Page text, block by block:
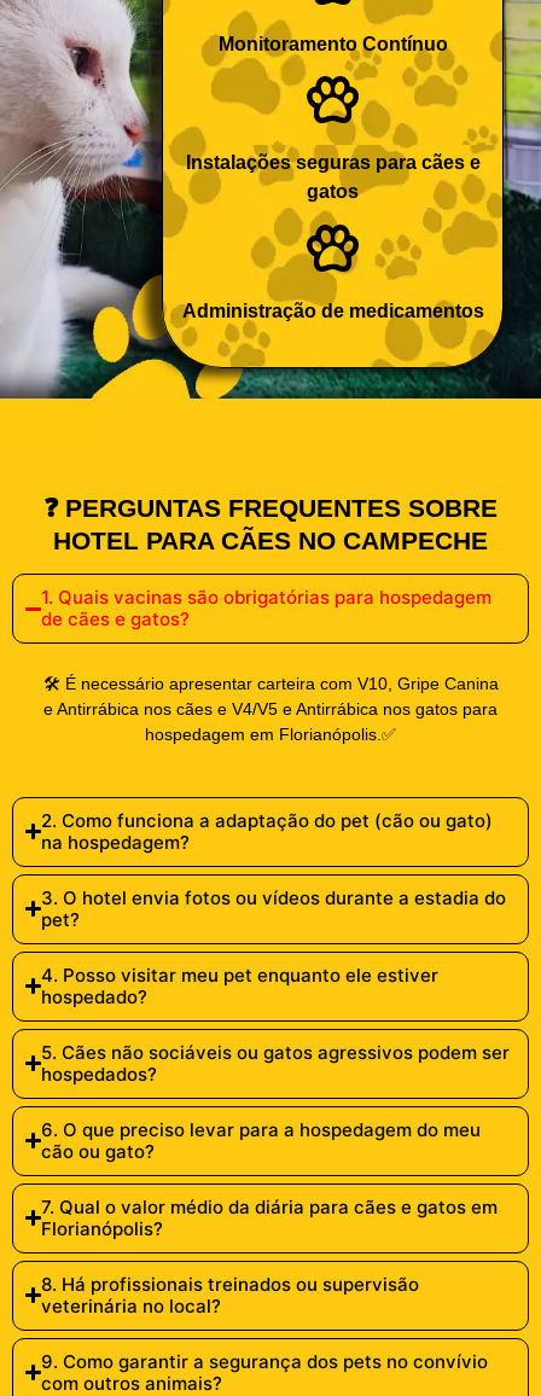
Monitoramento Contínuo
Instalações seguras para cães e
gatos
Administração de medicamentos
❓ PERGUNTAS FREQUENTES SOBRE
HOTEL PARA CÃES NO CAMPECHE
1. Quais vacinas são obrigatórias para hospedagem
de cães e gatos?
🛠️ É necessário apresentar carteira com V10, Gripe Canina
e Antirrábica nos cães e V4/V5 e Antirrábica nos gatos para
hospedagem em Florianópolis.✅
2. Como funciona a adaptação do pet (cão ou gato)
na hospedagem?
3. O hotel envia fotos ou vídeos durante a estadia do
pet?
4. Posso visitar meu pet enquanto ele estiver
hospedado?
5. Cães não sociáveis ou gatos agressivos podem ser
hospedados?
6. O que preciso levar para a hospedagem do meu
cão ou gato?
7. Qual o valor médio da diária para cães e gatos em
Florianópolis?
8. Há profissionais treinados ou supervisão
veterinária no local?
9. Como garantir a segurança dos pets no convívio
com outros animais?